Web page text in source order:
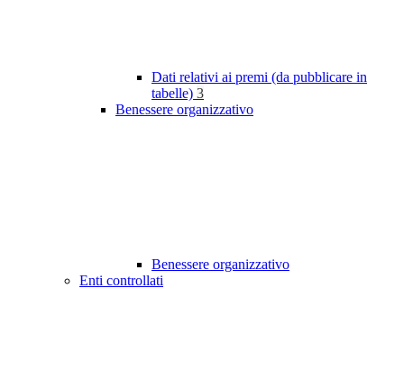
Dati relativi ai premi (da pubblicare in
tabelle) 3
Benessere organizzativo
Benessere organizzativo
Enti controllati